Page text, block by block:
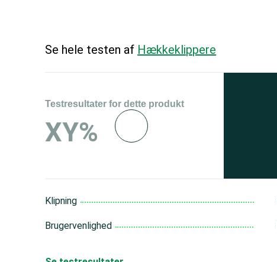
Se hele testen af Hækkeklippere
Testresultater for dette produkt
XY%
Klipning
Brugervenlighed